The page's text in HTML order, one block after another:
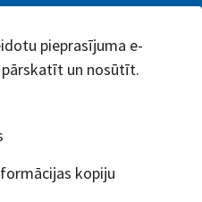
pieprasījuma e-
un nosūtīt.
kopiju